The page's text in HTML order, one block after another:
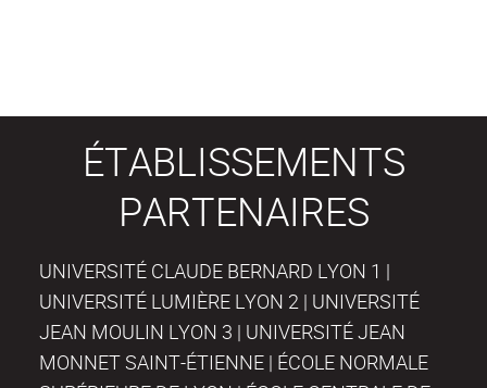
ÉTABLISSEMENTS
PARTENAIRES
UNIVERSITÉ CLAUDE BERNARD LYON 1 |
UNIVERSITÉ LUMIÈRE LYON 2 | UNIVERSITÉ
JEAN MOULIN LYON 3 | UNIVERSITÉ JEAN
MONNET SAINT-ÉTIENNE | ÉCOLE NORMALE